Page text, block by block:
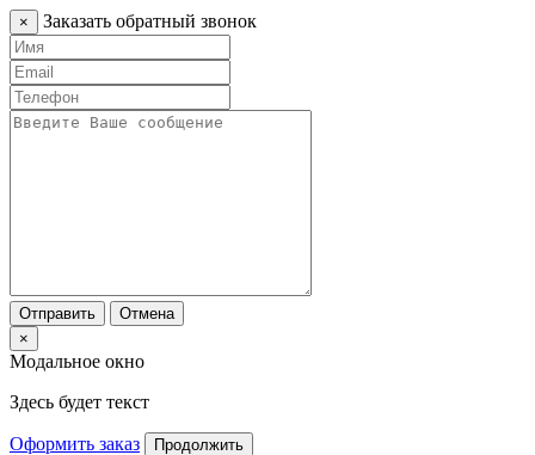
× Заказать обратный звонок
Отправить
Отмена
×
Модальное окно
Здесь будет текст
Оформить заказ
Продолжить